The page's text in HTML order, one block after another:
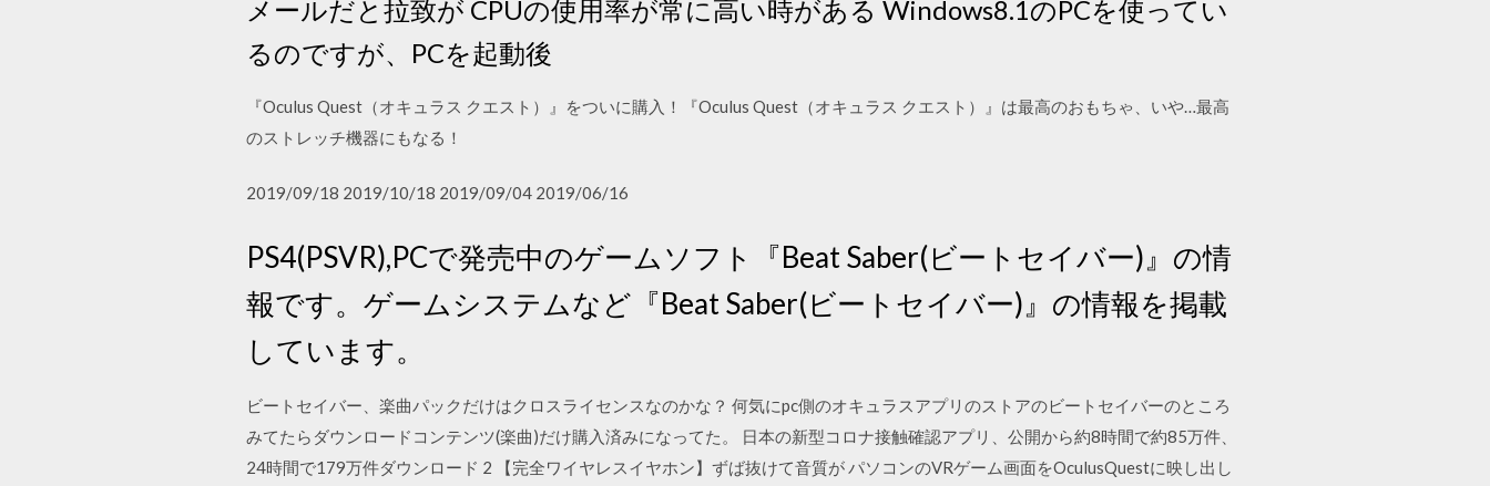
メールだと拉致が CPUの使用率が常に高い時がある Windows8.1のPCを使ってい
るのですが、PCを起動後
『Oculus Quest（オキュラス クエスト）』をついに購入！『Oculus Quest（オキュラス クエスト）』は最高のおもちゃ、いや…最高
のストレッチ機器にもなる！
2019/09/18 2019/10/18 2019/09/04 2019/06/16
PS4(PSVR),PCで発売中のゲームソフト『Beat Saber(ビートセイバー)』の情
報です。ゲームシステムなど『Beat Saber(ビートセイバー)』の情報を掲載
しています。
ビートセイバー、楽曲パックだけはクロスライセンスなのかな？ 何気にpc側のオキュラスアプリのストアのビートセイバーのところ
みてたらダウンロードコンテンツ(楽曲)だけ購入済みになってた。 日本の新型コロナ接触確認アプリ、公開から約8時間で約85万件、
24時間で179万件ダウンロード 2 【完全ワイヤレスイヤホン】ずば抜けて音質が パソコンのVRゲーム画面をOculusQuestに映し出し